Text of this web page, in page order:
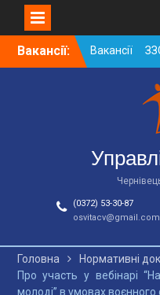
SkipВакансії:
Вакансії
2026
Вакансії
дошкільних
ЗЗСО
01.08.2026 р.
(0372) 53-30-87
osvitacv@gmail.com
Головна
Нормативні
Про участь у вебінарі
молоді” в умовах воєнного